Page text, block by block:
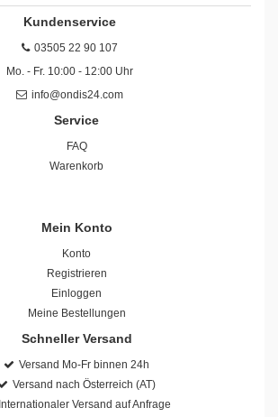
Kundenservice
03505 22 90 107
Mo. - Fr. 10:00 - 12:00 Uhr
info@ondis24.com
Service
FAQ
Warenkorb
Mein Konto
Konto
Registrieren
Einloggen
Meine Bestellungen
Schneller Versand
Versand Mo-Fr binnen 24h
Versand nach Österreich (AT)
Internationaler Versand auf Anfrage